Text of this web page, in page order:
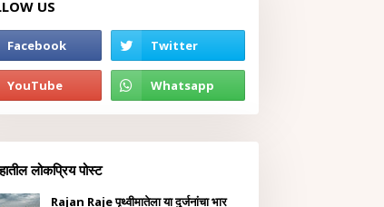
US
लोकप्रिय पोस्ट
Rajan Raje पृथ्वीमातेला या दुर्जनांचा भार